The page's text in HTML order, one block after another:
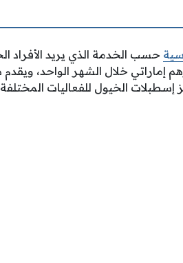
حسب الخدمة الذي يريد الأفراد
خلال الشهر الواحد، ويقدم
الخيول للفعاليات